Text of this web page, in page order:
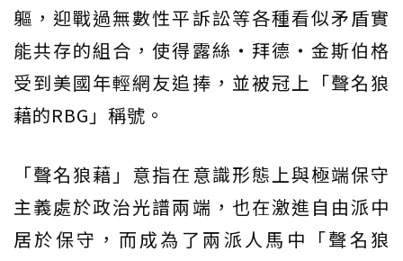
軀，迎戰過無數性平訴訟等各種看似矛盾實
能共存的組合，使得露絲・拜德・金斯伯格
受到美國年輕網友追捧，並被冠上「聲名狼
藉的RBG」稱號。
「聲名狼藉」意指在意識形態上與極端保守
主義處於政治光譜兩端，也在激進自由派中
居於保守，而成為了兩派人馬中「聲名狼